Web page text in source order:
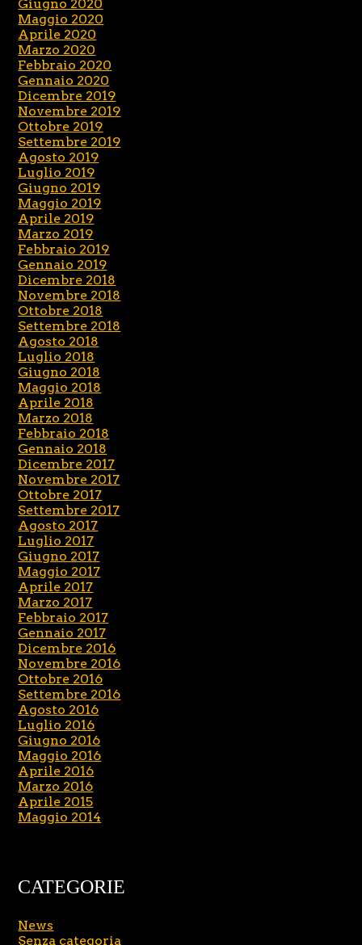
Giugno 2020
Maggio 2020
Aprile 2020
Marzo 2020
Febbraio 2020
Gennaio 2020
Dicembre 2019
Novembre 2019
Ottobre 2019
Settembre 2019
Agosto 2019
Luglio 2019
Giugno 2019
Maggio 2019
Aprile 2019
Marzo 2019
Febbraio 2019
Gennaio 2019
Dicembre 2018
Novembre 2018
Ottobre 2018
Settembre 2018
Agosto 2018
Luglio 2018
Giugno 2018
Maggio 2018
Aprile 2018
Marzo 2018
Febbraio 2018
Gennaio 2018
Dicembre 2017
Novembre 2017
Ottobre 2017
Settembre 2017
Agosto 2017
Luglio 2017
Giugno 2017
Maggio 2017
Aprile 2017
Marzo 2017
Febbraio 2017
Gennaio 2017
Dicembre 2016
Novembre 2016
Ottobre 2016
Settembre 2016
Agosto 2016
Luglio 2016
Giugno 2016
Maggio 2016
Aprile 2016
Marzo 2016
Aprile 2015
Maggio 2014
CATEGORIE
News
Senza categoria